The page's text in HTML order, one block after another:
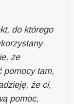
do którego
że
pomocy tam,
że ci,
pomoc,